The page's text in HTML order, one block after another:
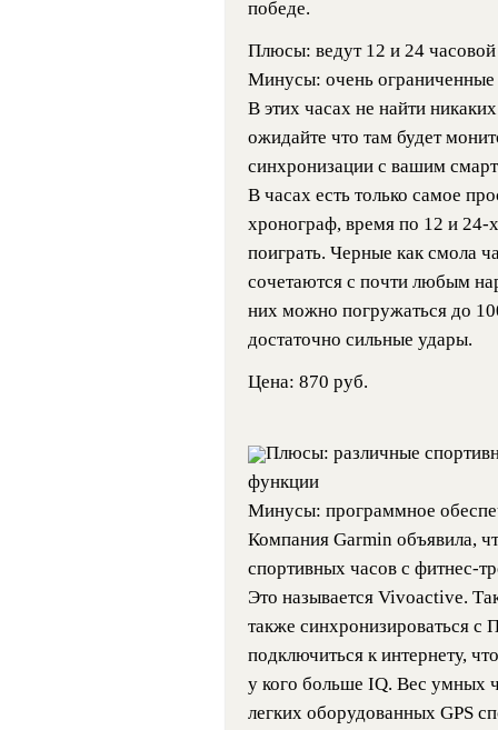
победе.
Плюсы: ведут 12 и 24 часовой
Минусы: очень
В этих часах не найти
ожидайте что там будет
синхронизации с вашим
В часах есть только самое
хронограф, время по 12 и 24-
поиграть. Черные как смола
сочетаются с почти любым
них можно погружаться до
достаточно сильные удары.
Цена: 870 руб.
Плюсы: различные
функции
Минусы: программное
Компания Garmin объявила,
спортивных часов с фитнес-
Это называется Vivoactive.
также синхронизироваться
подключиться к интернету,
у кого больше IQ. Вес умных
легких оборудованных GPS